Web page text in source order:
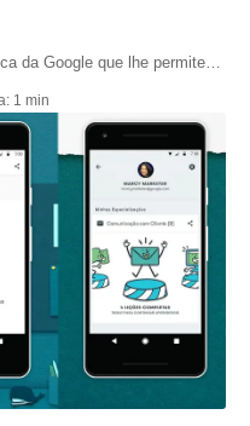
da Google que lhe permite…
1 min